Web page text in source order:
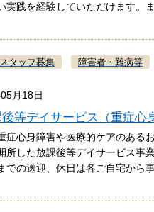
実践を経験していただけます
タッフ募集 障害者・難病等
月18日
後等デイサービス（重症心
症心身障害や医療的ケアのある
所した放課後等デイサービス事
での送迎、休日は各ご自宅か